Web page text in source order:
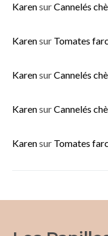
KarensurCannelés
Karensur Tomates
KarensurCannelés
KarensurCannelés
Karensur Tomates